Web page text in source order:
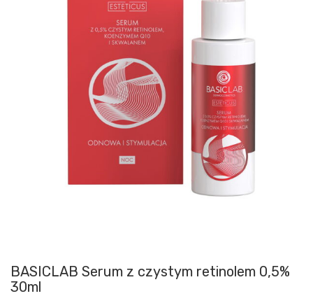
BASICLAB Serum z czystym retinolem 0,5%
30ml